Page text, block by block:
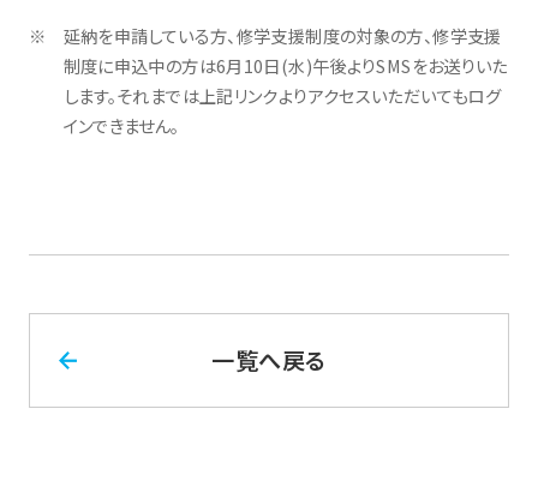
延納を申請している方、修学支援制度の対象の方、修学支援
制度に申込中の方は6月10日(水)午後よりSMSをお送りいた
します。それまでは上記リンクよりアクセスいただいてもログ
インできません。
一覧へ戻る